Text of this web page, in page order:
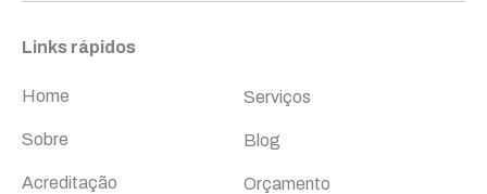
Links rápidos
Home
Sobre
Acreditação
Serviços
Blog
Orçamento